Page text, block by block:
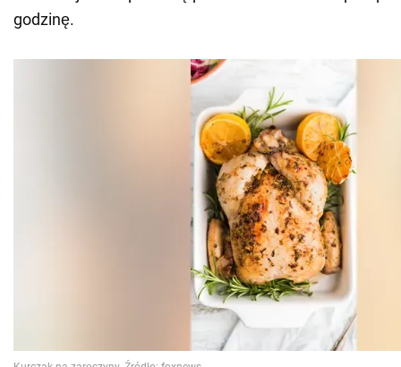
godzinę.